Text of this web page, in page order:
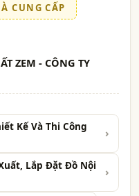
CUNG CẤP
ZEM - CÔNG TY
Kế Và Thi Công
Lắp Đặt Đồ Nội